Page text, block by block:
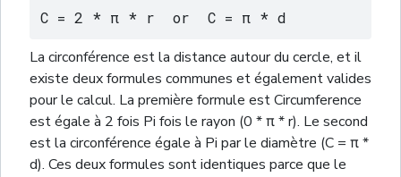
C = 2 * π * r  or  C = π * d
La circonférence est la distance autour du cercle, et il
existe deux formules communes et également valides
pour le calcul. La première formule est Circumference
est égale à 2 fois Pi fois le rayon (0 * π * r). Le second
est la circonférence égale à Pi par le diamètre (C = π *
d). Ces deux formules sont identiques parce que le